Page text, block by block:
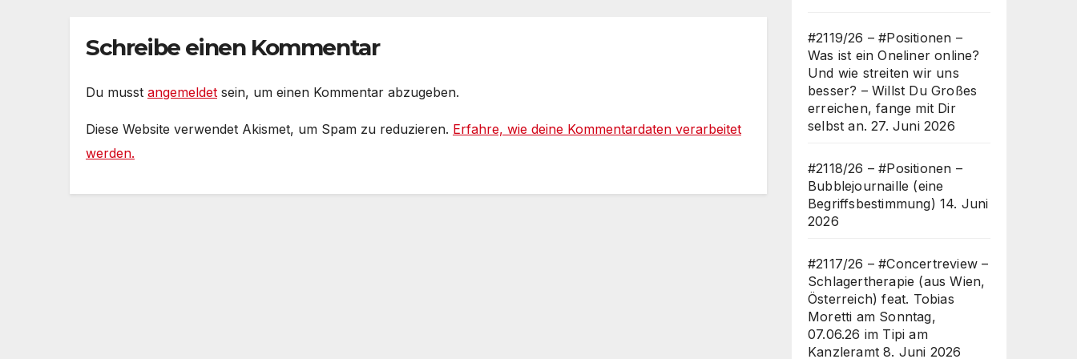
e Claqueure und
Romantiker
Gesamterlebnis
Schreibe einen Kommentar
Du musst angemeldet sein, um einen Kommentar abzugeben.
Diese Website verwendet Akismet, um Spam zu reduzieren. Erfahre, wie deine Kommentardaten verarbeitet
werden.
#2119/26 – #Positionen –
Was ist ein Oneliner online?
Und wie streiten wir uns
besser? – Willst Du Großes
erreichen, fange mit Dir
selbst an. 27. Juni 2026
#2118/26 – #Positionen –
Bubblejournaille (eine
Begriffsbestimmung) 14. Juni
2026
#2117/26 – #Concertreview –
Schlagertherapie (aus Wien,
Österreich) feat. Tobias
Moretti am Sonntag,
07.06.26 im Tipi am
Kanzleramt 8. Juni 2026